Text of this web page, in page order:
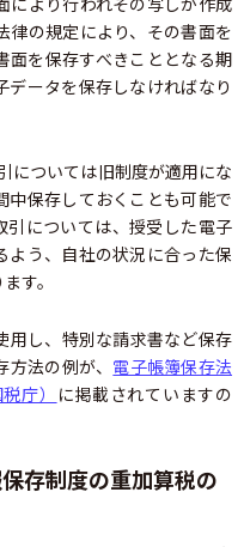
律の規定により、その書面を
面を保存すべきこととなる期
ータを保存しなければなり
については旧制度が適用にな
中保存しておくことも可能で
については、授受した電子
よう、自社の状況に合った保
す。
し、特別な請求書など保存
法の例が、 電子帳簿保存法
庁）
に掲載されていますの
存制度の重加算税の